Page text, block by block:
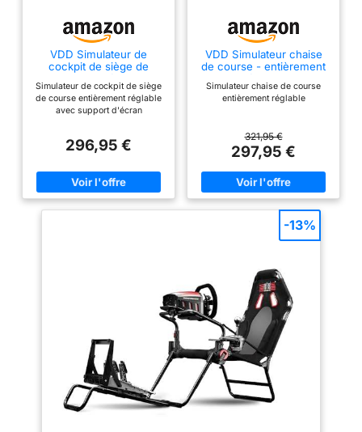
VDD Simulateur de
cockpit de siège de
réglable avec support
d'écran
Simulateur de cockpit de siège
de course entièrement réglable
avec support d'écran
296,95 €
VDD Simulateur chaise
de course - entièrement
Simulateur chaise de course
entièrement réglable
321,95 €
297,95 €
-13%